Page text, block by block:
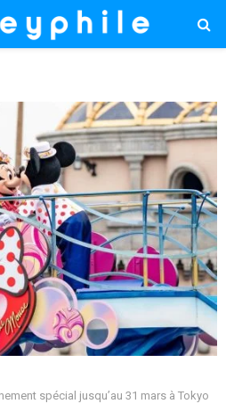
spécial jusqu’au 31 mars à Tokyo